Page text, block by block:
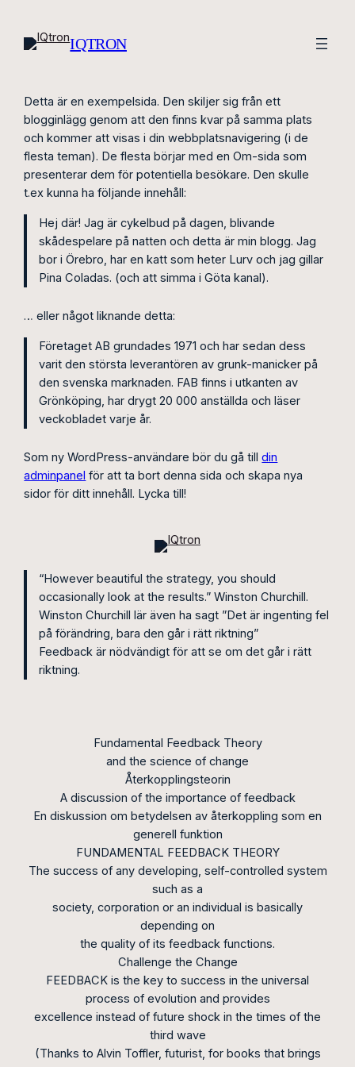
innehåll
IQTRON
Detta är en exempelsida. Den skiljer sig från ett
blogginlägg genom att den finns kvar på samma plats
och kommer att visas i din webbplatsnavigering (i de
flesta teman). De flesta börjar med en Om-sida som
presenterar dem för potentiella besökare. Den skulle
t.ex kunna ha följande innehåll:
Hej där! Jag är cykelbud på dagen, blivande
skådespelare på natten och detta är min blogg. Jag
bor i Örebro, har en katt som heter Lurv och jag gillar
Pina Coladas. (och att simma i Göta kanal).
… eller något liknande detta:
Företaget AB grundades 1971 och har sedan dess
varit den största leverantören av grunk-manicker på
den svenska marknaden. FAB finns i utkanten av
Grönköping, har drygt 20 000 anställda och läser
veckobladet varje år.
Som ny WordPress-användare bör du gå tilldin
adminpanel för att ta bort denna sida och skapa nya
sidor för ditt innehåll. Lycka till!
“However beautiful the strategy, you should
occasionally look at the results.” Winston Churchill.
Winston Churchill lär även ha sagt ”Det är ingenting fel
på förändring, bara den går i rätt riktning”
Feedback är nödvändigt för att se om det går i rätt
riktning.
Fundamental Feedback Theory
and the science of change
Återkopplingsteorin
A discussion of the importance of feedback
En diskussion om betydelsen av återkoppling som en
generell funktion
FUNDAMENTAL FEEDBACK THEORY
The success of any developing, self-controlled system
such as a
society, corporation or an individual is basically
depending on
the quality of its feedback functions.
Challenge the Change
FEEDBACK is the key to success in the universal
process of evolution and provides
excellence instead of future shock in the times of the
third wave
(Thanks to Alvin Toffler, futurist, for books that brings